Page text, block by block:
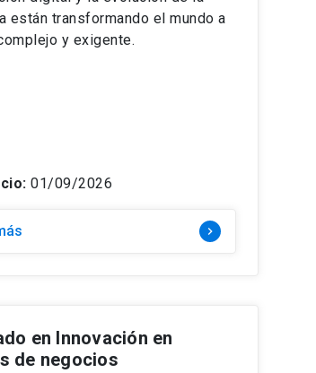
están transformando el mundo a
y exigente.
01/09/2026
keyboard_arrow_right
en Innovación en
de negocios